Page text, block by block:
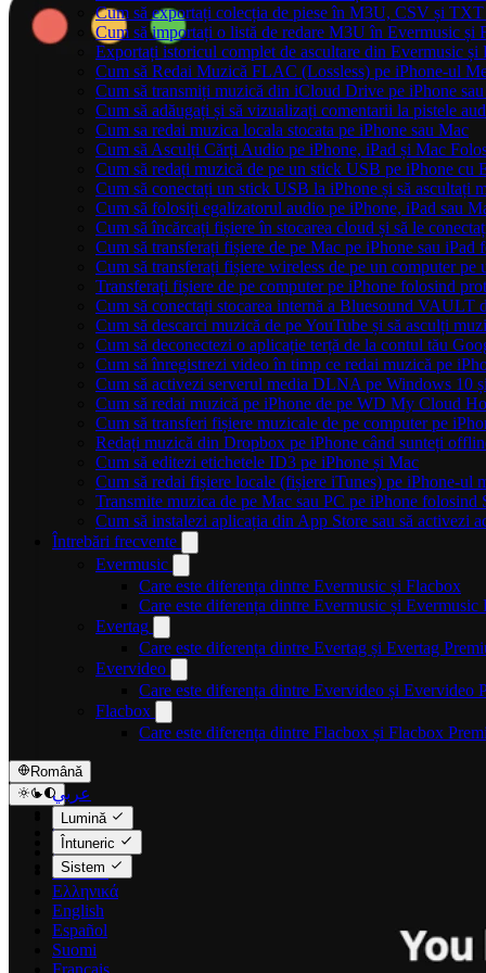
Cum să exportați colecția de piese în M3U, CSV și
Cum să importați o listă de redare M3U în Evermusic și
Exportați istoricul complet de ascultare din Evermusic și
Cum să Redai Muzică FLAC (Lossless) pe iPhone-ul
Cum să transmiți muzică din iCloud Drive pe iPhone
Cum să adăugați și să vizualizați comentarii la pistele
Cum sa redai muzica locala stocata pe iPhone sau Mac
Cum să Asculți Cărți Audio pe iPhone, iPad și Mac
Cum să redați muzică de pe un stick USB pe iPhone cu
Cum să conectați un stick USB la iPhone și să ascultați
Cum să folosiți egalizatorul audio pe iPhone, iPad sau
Cum să încărcați fișiere în stocarea cloud și să le
Cum să transferați fișiere de pe Mac pe iPhone sau iPad
Cum să transferați fișiere wireless de pe un computer
Transferați fișiere de pe computer pe iPhone folosind
Cum să conectați stocarea internă a Bluesound VAULT
Cum să descarci muzică de pe YouTube și să asculți
Cum să deconectezi o aplicație terță de la contul tău
Cum să înregistrezi video în timp ce redai muzică pe
Cum să activezi serverul media DLNA pe Windows 10
Cum să redai muzică pe iPhone de pe WD My Cloud
Cum să transferi fișiere muzicale de pe computer pe
Redați muzică din Dropbox pe iPhone când sunteți
Cum să editezi etichetele ID3 pe iPhone și Mac
Cum să redai fișiere locale (fișiere iTunes) pe iPhone-ul
Transmite muzica de pe Mac sau PC pe iPhone folosind
Cum să instalezi aplicația din App Store sau să activezi
Întrebări frecvente
Evermusic
Care este diferența dintre Evermusic și Flacbox
Care este diferența dintre Evermusic și Evermusic
Evertag
Care este diferența dintre Evertag și Evertag
Evervideo
Care este diferența dintre Evervideo și Evervideo
Flacbox
Care este diferența dintre Flacbox și Flacbox
Română
عربي
Català
Čeština
Dansk
Deutsch
Ελληνικά
English
Español
Suomi
Français
Lumină
Întuneric
Sistem